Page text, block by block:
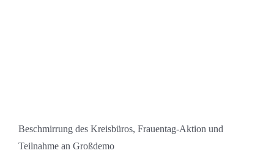
Beschmirrung des Kreisbüros, Frauentag-Aktion und
Teilnahme an Großdemo